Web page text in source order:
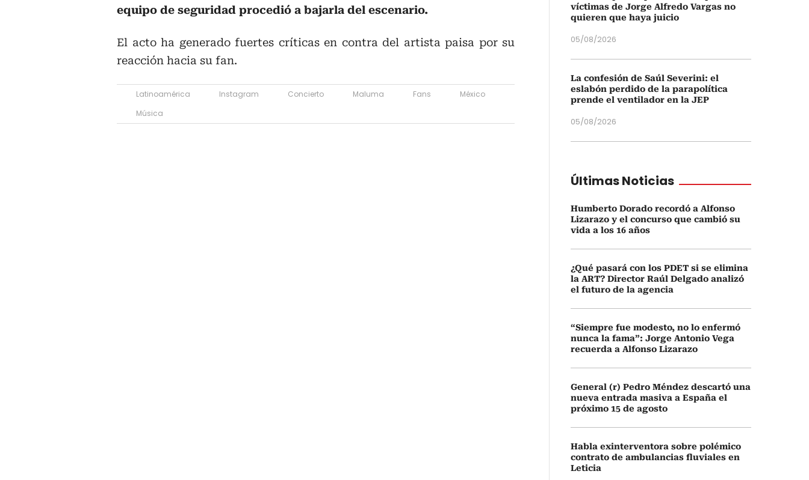
equipo de seguridad procedió a bajarla del escenario.
El acto ha generado fuertes críticas en contra del artista paisa por su
reacción hacia su fan.
Latinoamérica Instagram Concierto Maluma Fans
México
Música
víctimas de Jorge Alfredo Vargas no
quieren que haya juicio
05/08/2026
La confesión de Saúl Severini: el
eslabón perdido de la parapolítica
prende el ventilador en la JEP
05/08/2026
Últimas Noticias
Humberto Dorado recordó a Alfonso
Lizarazo y el concurso que cambió su
vida a los 16 años
¿Qué pasará con los PDET si se elimina
la ART? Director Raúl Delgado analizó
el futuro de la agencia
“Siempre fue modesto, no lo enfermó
nunca la fama”: Jorge Antonio Vega
recuerda a Alfonso Lizarazo
General (r) Pedro Méndez descartó una
nueva entrada masiva a España el
próximo 15 de agosto
Habla exinterventora sobre polémico
contrato de ambulancias fluviales en
Leticia